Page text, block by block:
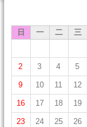
日 一 二 三
2 3 4 5
9 10 11 12
16 17 18 19
23 24 25 26